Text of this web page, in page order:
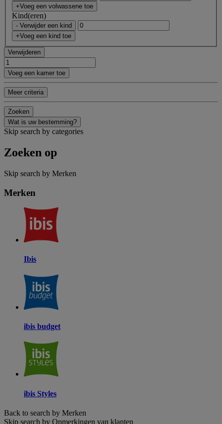
+Voeg een volwassene toe
Kind(eren)
- Verwijder een kind
+Voeg een kind toe
Verwijderen
Voeg een kamer toe
Meer criteria
Zoeken
Wat is uw bestemming?
Skip search by categories
Zoeken op
Skip search by Merken
Merken
Ibis
ibis budget
ibis Styles
Back to search by Merken
Skip search by Opmerkingen van klanten